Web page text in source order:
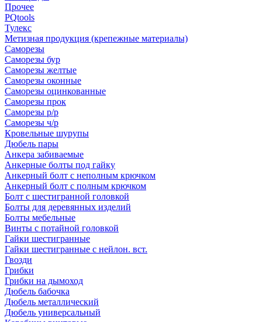
Прочее
PQtools
Тулекс
Метизная продукция (крепежные материалы)
Саморезы
Саморезы бур
Саморезы желтые
Саморезы оконные
Саморезы оцинкованные
Саморезы прок
Саморезы р/р
Саморезы ч/р
Кровельные шурупы
Дюбель пары
Анкера забиваемые
Анкерные болты под гайку
Анкерный болт с неполным крючком
Анкерный болт с полным крючком
Болт с шестигранной головкой
Болты для деревянных изделий
Болты мебельные
Винты с потайной головкой
Гайки шестигранные
Гайки шестигранные с нейлон. вст.
Гвозди
Грибки
Грибки на дымоход
Дюбель бабочка
Дюбель металлический
Дюбель универсальный